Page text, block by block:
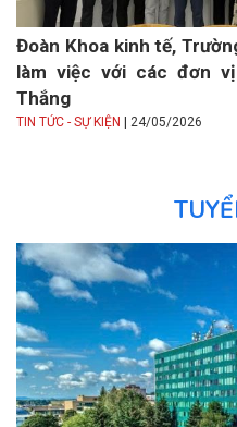
Đoàn Khoa kinh tế,
làm việc với các đơn
Thắng
TIN TỨC - SỰ KIỆN | 24/05/2026